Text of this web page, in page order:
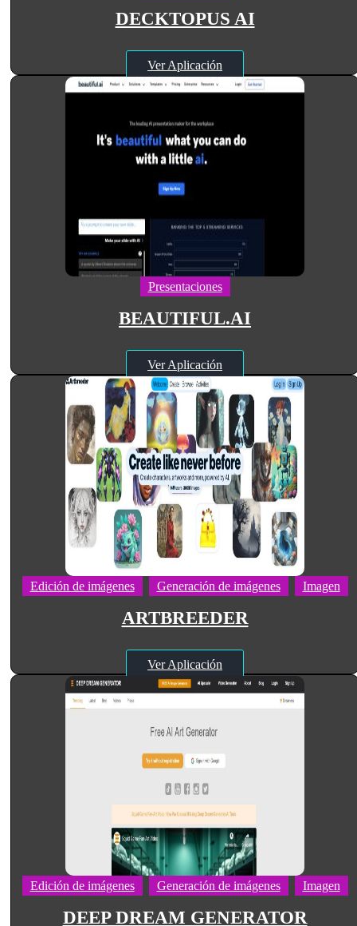
DECKTOPUS AI
Ver Aplicación
Presentaciones
BEAUTIFUL.AI
Ver Aplicación
Edición de imágenes Generación de imágenes Imagen
ARTBREEDER
Ver Aplicación
Edición de imágenes Generación de imágenes Imagen
DEEP DREAM GENERATOR